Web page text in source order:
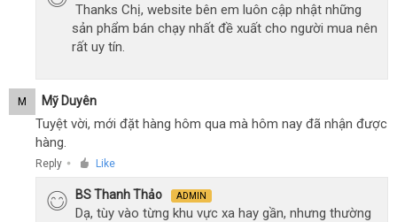
Thanks Chị, website bên em luôn cập nhật những
sản phẩm bán chạy nhất đề xuất cho người mua nên
rất uy tín.
M Mỹ Duyên
Tuyệt vời, mới đặt hàng hôm qua mà hôm nay đã nhận được
hàng.
Reply ● Like
BS Thanh Thảo ADMIN
Dạ, tùy vào từng khu vực xa hay gần, nhưng thường